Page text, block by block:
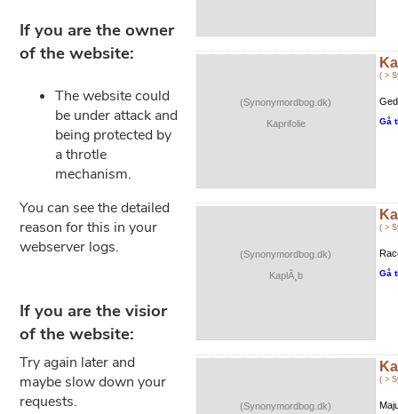
(Synonymordbog.dk)
Kaprifolie
( >
Gå
(Synonymordbog.dk)
KaplÃ¸b
( >
Gå
(Synonymordbog.dk)
( >